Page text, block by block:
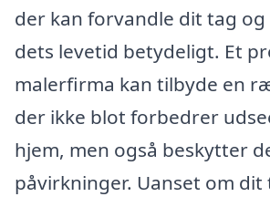
der kan forvandle dit tag
dets levetid betydeligt. Et
malerfirma kan tilbyde en
der ikke blot forbedrer
hjem, men også beskytter
påvirkninger. Uanset om